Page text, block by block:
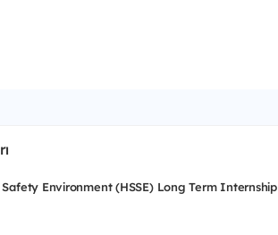
Environment (HSSE) Long Term Internship